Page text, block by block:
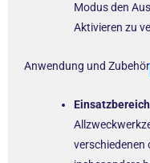
Modus den
Aktivieren zu
Anwendung und Zubehör
verschiedenen